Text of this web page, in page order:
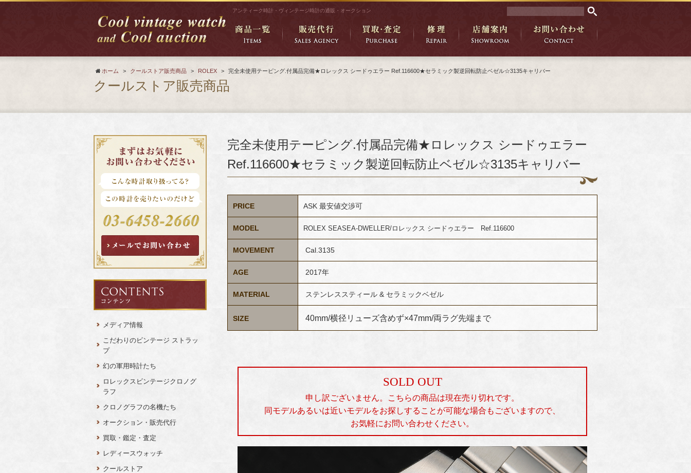
アンティーク時計・ヴィンテージ時計の通販・オークション
ホーム > クールストア販売商品 > ROLEX > 完全未使用テーピング.付属品完備★ロレックス シードゥエラー Ref.116600★セラミック製逆回転防止ベゼル☆3135キャリバー
クールストア販売商品
完全未使用テーピング.付属品完備★ロレックス シードゥエラー
Ref.116600★セラミック製逆回転防止ベゼル☆3135キャリバー
PRICE ASK 最安値交渉可
MODEL ROLEX SEASEA-DWELLER/ロレックス シードゥエラー Ref.116600
MOVEMENT Cal.3135
AGE 2017年
MATERIAL ステンレススティール & セラミックベゼル
SIZE 40mm/横径リューズ含めず×47mm/両ラグ先端まで
SOLD OUT
申し訳ございません。こちらの商品は現在売り切れです。
同モデルあるいは近いモデルをお探しすることが可能な場合もございますので、
お気軽にお問い合わせください。
メディア情報
こだわりのビンテージ ストラッ
プ
幻の軍用時計たち
ロレックスビンテージクロノグ
ラフ
クロノグラフの名機たち
オークション・販売代行
買取・鑑定・査定
レディースウォッチ
クールストア